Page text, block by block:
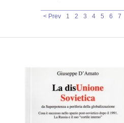
< Prev 1 2 3 4 5 6 7